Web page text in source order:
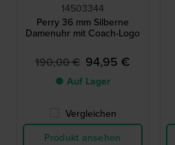
14503344
Perry 36 mm Silberne
Damenuhr mit Coach-Logo
190,00 € 94,95 €
● Auf Lager
Vergleichen
Produkt ansehen